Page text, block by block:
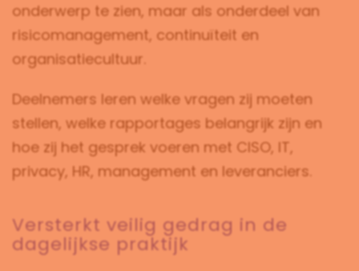
onderwerp te zien, maar als onderdeel van
risicomanagement, continuïteit en
organisatiecultuur.
Deelnemers leren welke vragen zij moeten
stellen, welke rapportages belangrijk zijn en
hoe zij het gesprek voeren met CISO, IT,
privacy, HR, management en leveranciers.
Versterkt veilig gedrag in de
dagelijkse praktijk